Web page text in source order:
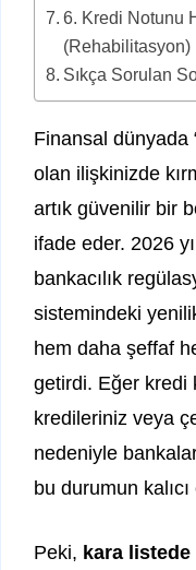
6. Kredi Notunu
(Rehabilitasyon)
Sıkça Sorulan
Finansal dünyada
olan ilişkinizde
artık güvenilir bir
ifade eder. 2026
bankacılık
sistemindeki
hem daha şeffaf
getirdi. Eğer kredi
kredileriniz veya
nedeniyle
bu durumun
Peki, kara listede